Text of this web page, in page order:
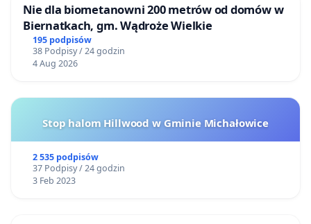
Nie dla biometanowni 200 metrów od domów w
Biernatkach, gm. Wądroże Wielkie
195 podpisów
38 Podpisy / 24 godzin
4 Aug 2026
Stop halom Hillwood w Gminie Michałowice
2 535 podpisów
37 Podpisy / 24 godzin
3 Feb 2023